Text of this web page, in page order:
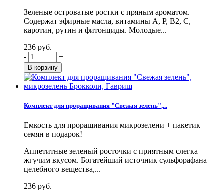
Зеленые островатые ростки с пряным ароматом.
Содержат эфирные масла, витамины А, Р, В2, С,
каротин, рутин и фитонциды. Молодые...
236 руб.
-
+
Комплект для проращивания "Свежая зелень",...
Емкость для проращивания микрозелени + пакетик
семян в подарок!
Аппетитные зеленый росточки с приятным слегка
жгучим вкусом. Богатейший источник сульфорафана —
целебного вещества,...
236 руб.